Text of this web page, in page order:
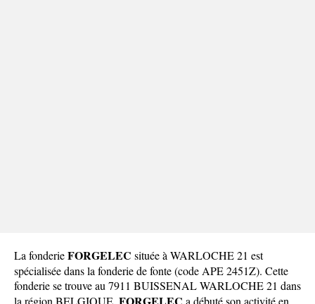
La fonderieFORGELEC située à WARLOCHE 21 est
spécialisée dans la fonderie de fonte (code APE 2451Z). Cette
fonderie se trouve au 7911 BUISSENAL WARLOCHE 21 dans
la région BELGIQUE. FORGELEC a débuté son activité en